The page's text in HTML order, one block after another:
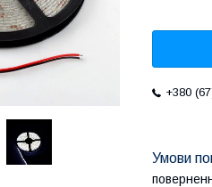
+380